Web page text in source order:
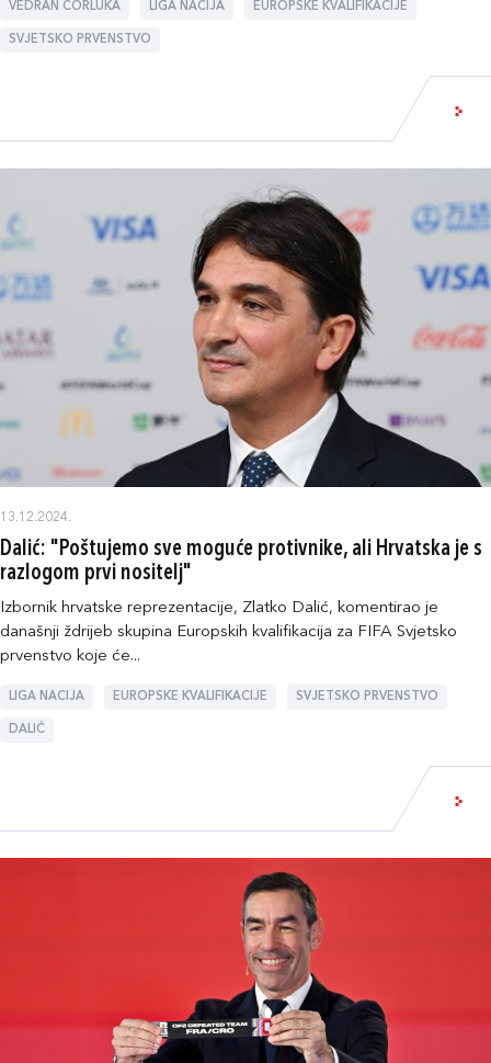
VEDRAN ĆORLUKA LIGA NACIJA EUROPSKE KVALIFIKACIJE
SVJETSKO PRVENSTVO
13.12.2024.
Dalić: "Poštujemo sve moguće protivnike, ali Hrvatska je s
razlogom prvi nositelj"
Izbornik hrvatske reprezentacije, Zlatko Dalić, komentirao je
današnji ždrijeb skupina Europskih kvalifikacija za FIFA Svjetsko
prvenstvo koje će...
LIGA NACIJA EUROPSKE KVALIFIKACIJE SVJETSKO PRVENSTVO
DALIĆ